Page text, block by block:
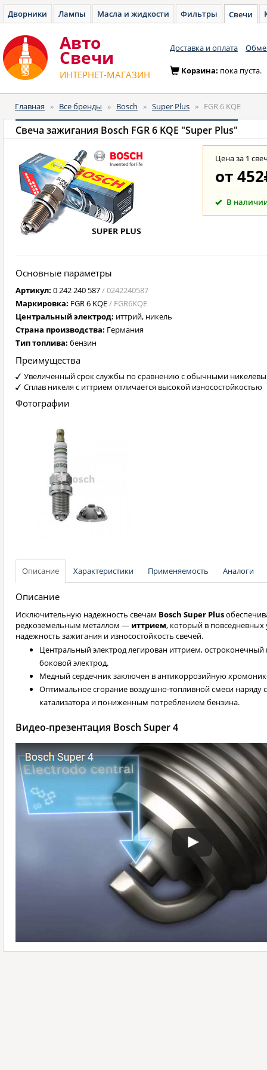
Дворники Лампы Масла и жидкости Фильтры Свечи
Авто
Cвечи
ИНТЕРНЕТ-МАГАЗИН
Доставка и оплата
Корзина: пока пуста.
Главная » Все бренды » Bosch » Super Plus » FGR 6 KQE
Свеча зажигания Bosch FGR 6 KQE "Super Plus"
Цена за 1
от452
В
Основные параметры
Артикул: 0 242 240 587/ 0242240587
Маркировка: FGR 6 KQE/ FGR6KQE
Центральный электрод: иттрий, никель
Страна производства: Германия
Тип топлива: бензин
Преимущества
Увеличенный срок службы по сравнению с обычными
Сплав никеля с иттрием отличается высокой износостойкостью
Фотографии
Описание Характеристики Применяемость Аналоги
Описание
Исключительную надежность свечам Bosch Super Plus
редкоземельным металлом — иттрием, который в
надежность зажигания и износостойкость свечей.
Центральный электрод легирован иттрием,
боковой электрод.
Медный сердечник заключен в антикоррозийную
Оптимальное сгорание воздушно-топливной смеси
катализатора и пониженным потреблением бензина.
Видео-презентация Bosch Super 4